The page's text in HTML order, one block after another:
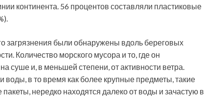
континента. 56 процентов составляли пластиковые
загрязнения были обнаружены вдоль береговых
Количество морского мусора и то, где он
суше и, в меньшей степени, от активности ветра.
воды, в то время как более крупные предметы, такие
нередко находятся далеко от воды и зачастую в